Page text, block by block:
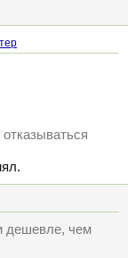
дешевле, чем